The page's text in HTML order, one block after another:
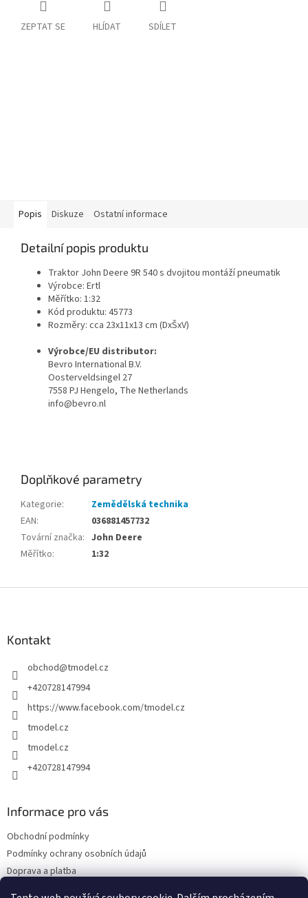
ZEPTAT SE HLÍDAT SDÍLET
Popis Diskuze Ostatní informace
Detailní popis produktu
Traktor John Deere 9R 540 s dvojitou montáží pneumatik
Výrobce: Ertl
Měřítko: 1:32
Kód produktu: 45773
Rozměry: cca 23x11x13 cm (DxŠxV)
Výrobce/EU distributor:
Bevro International B.V.
Oosterveldsingel 27
7558 PJ Hengelo, The Netherlands
info@bevro.nl
Doplňkové parametry
Kategorie:
Zemědělská technika
EAN:
036881457732
Tovární značka: John Deere
Měřítko: 1:32
Kontakt
obchod@tmodel.cz
+420728147994
https://www.facebook.com/tmodel.cz
tmodel.cz
tmodel.cz
+420728147994
Informace pro vás
Obchodní podmínky
Podmínky ochrany osobních údajů
Doprava a platba